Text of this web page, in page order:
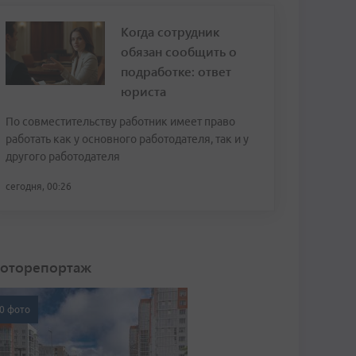
Когда сотрудник
обязан сообщить о
подработке: ответ
юриста
По совместительству работник имеет право
работать как у основного работодателя, так и у
другого работодателя
сегодня, 00:26
фото